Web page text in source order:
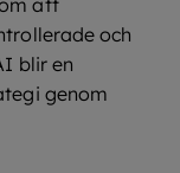
att
och
blir en
genom